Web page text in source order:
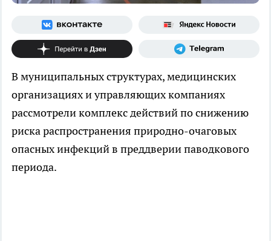
В муниципальных структурах, медицинских
организациях и управляющих компаниях
рассмотрели комплекс действий по снижению
риска распространения природно-очаговых
опасных инфекций в преддверии паводкового
периода.